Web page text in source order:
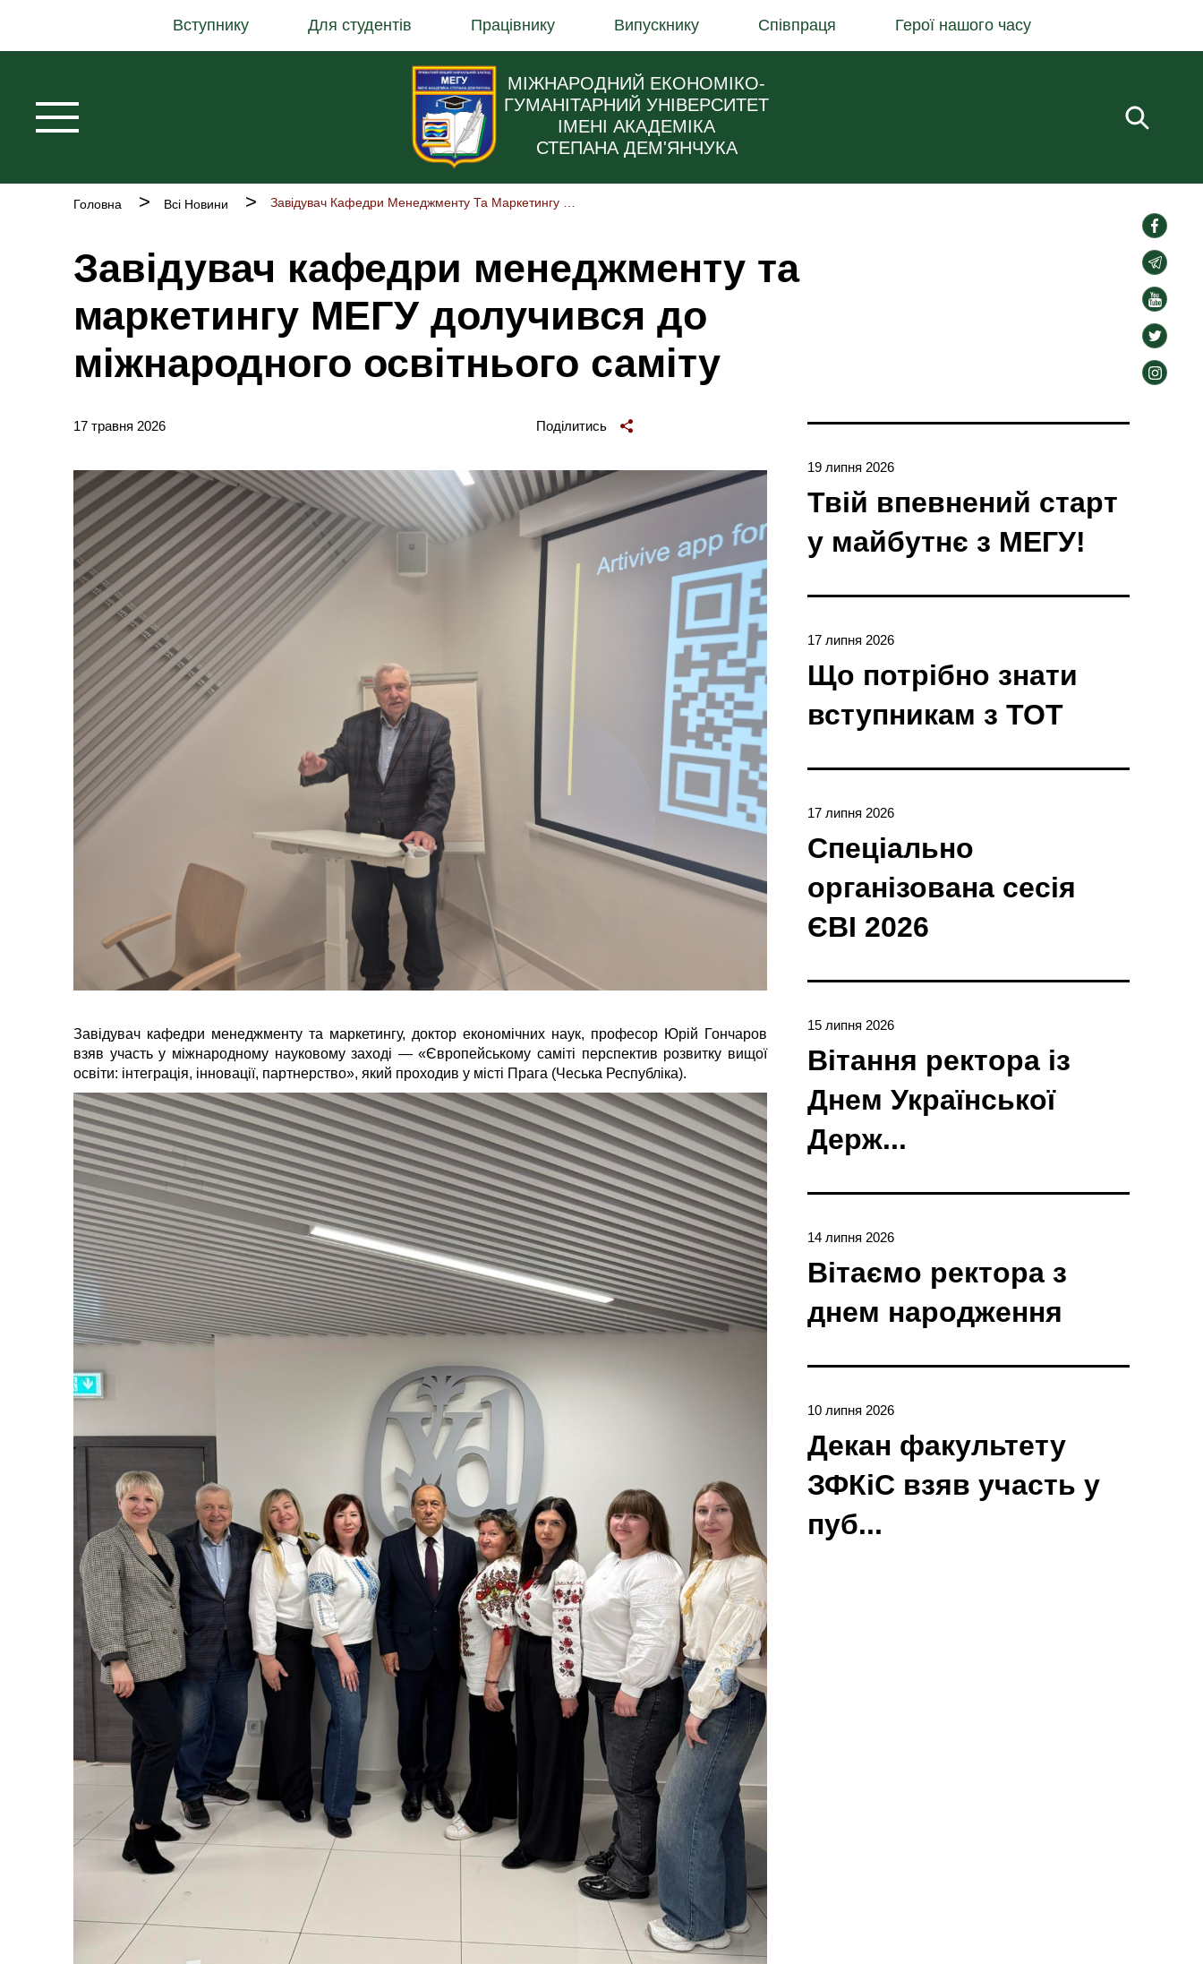
основного
Вступнику Для студентів Працівнику Випускнику Співпраця Герої нашого часу
МІЖНАРОДНИЙ ЕКОНОМІКО-
ГУМАНІТАРНИЙ УНІВЕРСИТЕТ
ІМЕНІ АКАДЕМІКА
СТЕПАНА ДЕМ'ЯНЧУКА
Рядок
Головна Всі Новини Завідувач Кафедри Менеджменту Та Маркетингу МЕГУ Долучився До Міжнародного Освітнього Саміту
Завідувач кафедри менеджменту та
маркетингу МЕГУ долучився до
міжнародного освітнього саміту
17 травня 2026 Поділитись
Завідувач кафедри менеджменту та маркетингу, доктор економічних наук, професор Юрій Гончаров
взяв участь у міжнародному науковому заході — «Європейському саміті перспектив розвитку вищої
освіти: інтеграція, інновації, партнерство», який проходив у місті Прага (Чеська Республіка).
social-
links
social-
links
social-
links
social-
links
social-
19 липня 2026
Твій впевнений старт
у майбутнє з МЕГУ!
17 липня 2026
Що потрібно знати
вступникам з ТОТ
17 липня 2026
Спеціально
організована сесія
ЄBI 2026
15 липня 2026
Вітання ректора із
Днем Української
Держ...
14 липня 2026
Вітаємо ректора з
днем народження
10 липня 2026
Декан факультету
ЗФКіС взяв участь у
пуб...